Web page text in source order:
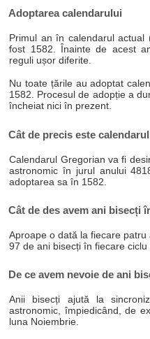
Adoptarea calendarului
Primul an în calendarul
fost 1582. Înainte de acest
reguli ușor diferite.
Nu toate țările au adoptat
1582. Procesul de adopție a
încheiat nici în prezent.
Cât de precis este
Calendarul Gregorian va fi
astronomic în jurul anului
adoptarea sa în 1582.
Cât de des avem ani bisecți
Aproape o dată la fiecare
97 de ani bisecți în fiecare ciclu
De ce avem nevoie de ani
Anii bisecți ajută la
astronomic, împiedicând, de
luna Noiembrie.